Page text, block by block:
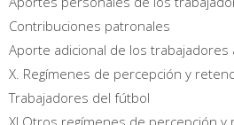
Contribuciones patronales
Aporte adicional de los trabajadores
X. Regímenes de percepción y
Trabajadores del fútbol
XI.Otros regímenes de percepción y